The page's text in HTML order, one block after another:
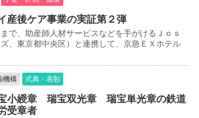
後ケア事業の実証第２弾
で、助産師人材サービスなどを手がけるＪｏｓ
、東京都中央区）と連携して、京急ＥＸホテル
機構 式典・表彰
綬章 瑞宝双光章 瑞宝単光章の鉄道
受章者